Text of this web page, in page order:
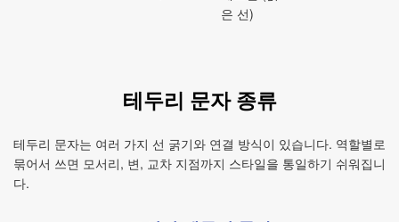
은 선)
테두리 문자 종류
테두리 문자는 여러 가지 선 굵기와 연결 방식이 있습니다. 역할별로
묶어서 쓰면 모서리, 변, 교차 지점까지 스타일을 통일하기 쉬워집니
다.